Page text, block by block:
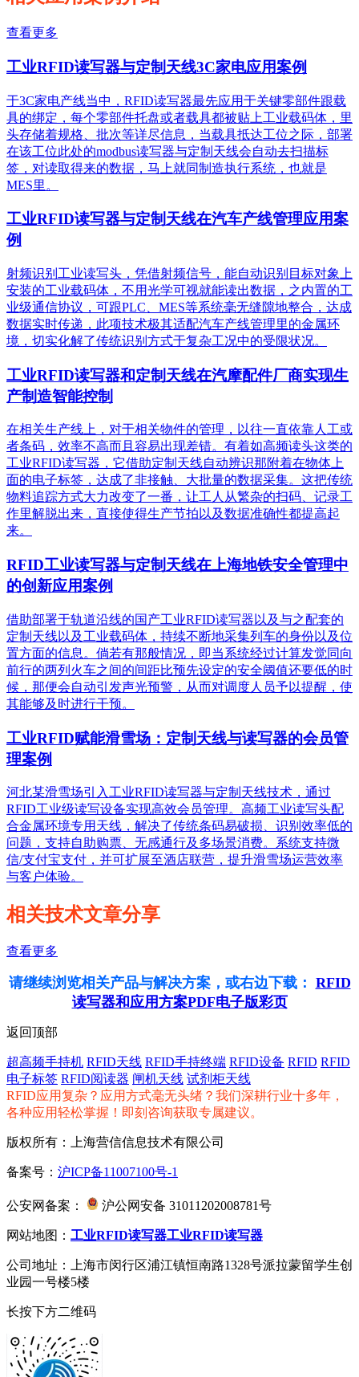
查看更多
工业RFID读写器与定制天线3C家电应用案例
于3C家电产线当中，RFID读写器最先应用于关键零部件跟载
具的绑定，每个零部件托盘或者载具都被贴上工业载码体，里
头存储着规格、批次等详尽信息，当载具抵达工位之际，部署
在该工位此处的modbus读写器与定制天线会自动去扫描标
签，对读取得来的数据，马上就同制造执行系统，也就是
MES里。
工业RFID读写器与定制天线在汽车产线管理应用案
例
射频识别工业读写头，凭借射频信号，能自动识别目标对象上
安装的工业载码体，不用光学可视就能读出数据，之内置的工
业级通信协议，可跟PLC、MES等系统毫无缝隙地整合，达成
数据实时传递，此项技术极其适配汽车产线管理里的金属环
境，切实化解了传统识别方式于复杂工况中的受限状况。
工业RFID读写器和定制天线在汽摩配件厂商实现生
产制造智能控制
在相关生产线上，对于相关物件的管理，以往一直依靠人工或
者条码，效率不高而且容易出现差错。有着如高频读头这类的
工业RFID读写器，它借助定制天线自动辨识那附着在物体上
面的电子标签，达成了非接触、大批量的数据采集。这把传统
物料追踪方式大力改变了一番，让工人从繁杂的扫码、记录工
作里解脱出来，直接使得生产节拍以及数据准确性都提高起
来。
RFID工业读写器与定制天线在上海地铁安全管理中
的创新应用案例
借助部署于轨道沿线的国产工业RFID读写器以及与之配套的
定制天线以及工业载码体，持续不断地采集列车的身份以及位
置方面的信息。倘若有那般情况，即当系统经过计算发觉同向
前行的两列火车之间的间距比预先设定的安全阈值还要低的时
候，那便会自动引发声光预警，从而对调度人员予以提醒，使
其能够及时进行干预。
工业RFID赋能滑雪场：定制天线与读写器的会员管
理案例
河北某滑雪场引入工业RFID读写器与定制天线技术，通过
RFID工业级读写设备实现高效会员管理。高频工业读写头配
合金属环境专用天线，解决了传统条码易破损、识别效率低的
问题，支持自助购票、无感通行及多场景消费。系统支持微
信/支付宝支付，并可扩展至酒店联营，提升滑雪场运营效率
与客户体验。
相关技术文章分享
查看更多
请继续浏览相关产品与解决方案，或右边下载： RFID
读写器和应用方案PDF电子版彩页
返回顶部
超高频手持机 RFID天线 RFID手持终端 RFID设备 RFID RFID
电子标签 RFID阅读器 闸机天线 试剂柜天线
RFID应用复杂？应用方式毫无头绪？我们深耕行业十多年，
各种应用轻松掌握！即刻咨询获取专属建议。
版权所有：上海营信信息技术有限公司
备案号： 沪ICP备11007100号-1
公安网备案： 沪公网安备 31011202008781号
网站地图： 工业RFID读写器工业RFID读写器
公司地址：上海市闵行区浦江镇恒南路1328号派拉蒙留学生创
业园一号楼5楼
长按下方二维码